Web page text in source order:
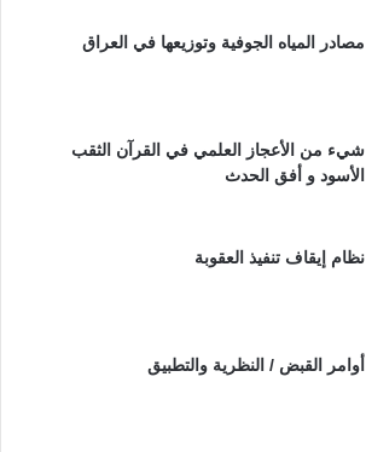
مصادر المياه الجوفية وتوزيعها في العراق
شيء من الأعجاز العلمي في القرآن الثقب
الأسود و أفق الحدث
نظام إيقاف تنفيذ العقوبة
أوامر القبض / النظرية والتطبيق